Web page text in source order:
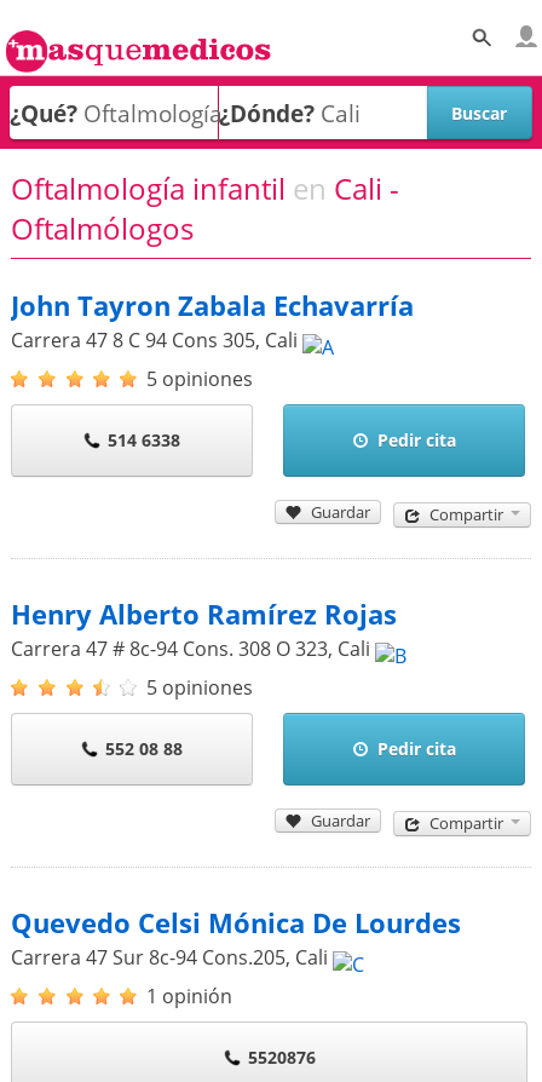
¿Qué? ¿Dónde?
Oftalmología infantil en Cali -
Oftalmólogos
John Tayron Zabala Echavarría
Carrera 47 8 C 94 Cons 305, Cali
5 opiniones
514 6338 Pedir cita
Guardar Compartir
Henry Alberto Ramírez Rojas
Carrera 47 # 8c-94 Cons. 308 O 323, Cali
5 opiniones
552 08 88 Pedir cita
Guardar Compartir
Quevedo Celsi Mónica De Lourdes
Carrera 47 Sur 8c-94 Cons.205, Cali
1 opinión
5520876